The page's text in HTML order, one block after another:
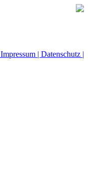
Impressum | Datenschutz |